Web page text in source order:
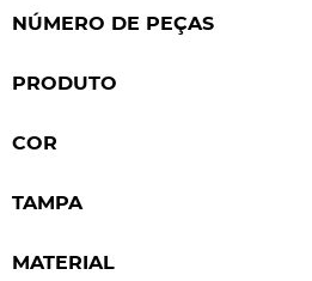
NÚMERO DE PEÇAS
PRODUTO
COR
TAMPA
MATERIAL